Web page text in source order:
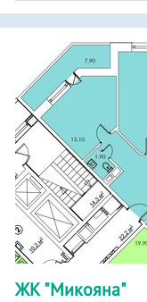
ЖК "Микояна"